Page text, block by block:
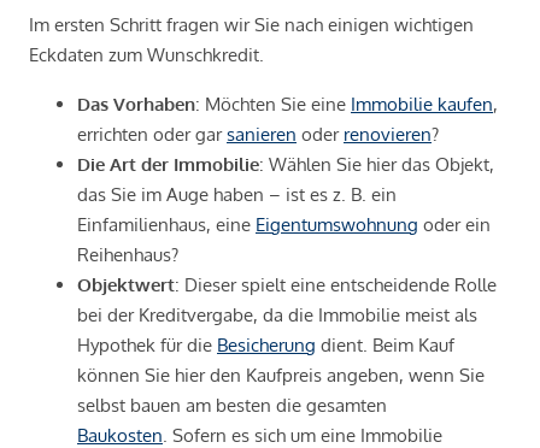
Im ersten Schritt fragen wir Sie nach einigen wichtigen
Eckdaten zum Wunschkredit.
Das Vorhaben: Möchten Sie eine Immobilie kaufen,
errichten oder garsanieren oder renovieren?
Die Art der Immobilie: Wählen Sie hier das Objekt,
das Sie im Auge haben – ist es z. B. ein
Einfamilienhaus, eine Eigentumswohnung oder ein
Reihenhaus?
Objektwert: Dieser spielt eine entscheidende Rolle
bei der Kreditvergabe, da die Immobilie meist als
Hypothek für die Besicherung dient. Beim Kauf
können Sie hier den Kaufpreis angeben, wenn Sie
selbst bauen am besten die gesamten
Baukosten . Sofern es sich um eine Immobilie